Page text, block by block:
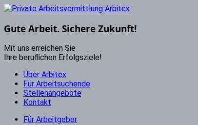
Gute Arbeit. Sichere Zukunft!
Mit uns erreichen Sie
Ihre beruflichen Erfolgsziele!
Über Arbitex
Für Arbeitsuchende
Stellenangebote
Kontakt
Für Arbeitgeber